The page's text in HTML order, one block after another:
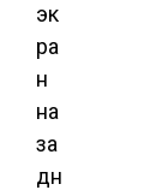
эк
ра
н
на
за
дн